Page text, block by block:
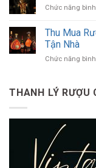
Chức năng
Thu Mua
Tận Nhà
Chức năng
THANH LÝ RƯỢU